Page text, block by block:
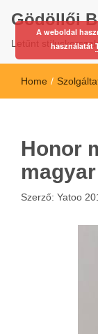
Gödöllői
Letűnt
Home /
Honor
Szerző: Yatoo
A weboldal
használatát